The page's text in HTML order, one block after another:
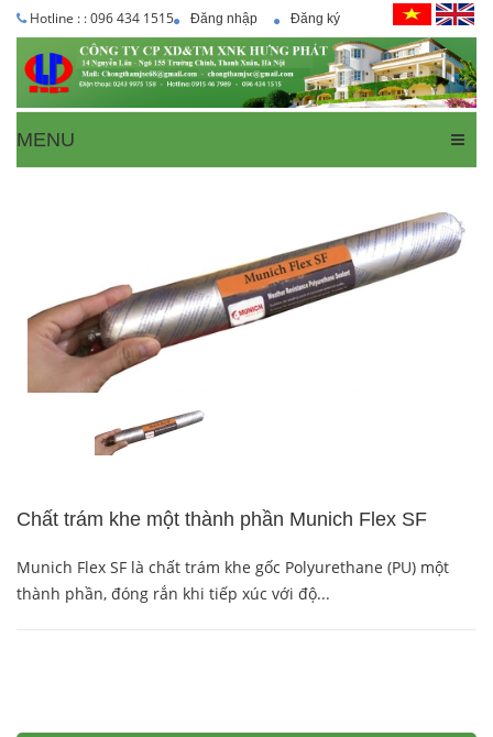
Hotline : : 096 434 1515 Đăng nhập Đăng ký
MENU
Chất trám khe một thành phần Munich Flex SF
Munich Flex SF là chất trám khe gốc Polyurethane (PU) một
thành phần, đóng rắn khi tiếp xúc với độ...